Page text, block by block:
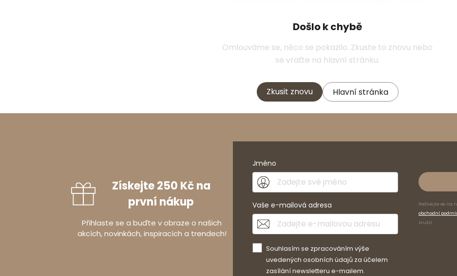
Došlo k chybě
Omlouváme se, něco se pokazilo. Zkuste to znovu nebo
se vraťte na hlavní stránku.
Zkusit znovu Hlavní stránka
Získejte 250 Kč na
první nákup
Přihlaste se a buďte v obraze o našich
akcích, novinkách, inspiracích a trendech!
Jméno
Vaše e-mailová adresa
Souhlasím se zpracováním výše
uvedených osobních údajů za účelem
zasílání newsletteru e-mailem.
Podívejte se na
obchodní
zrušit.